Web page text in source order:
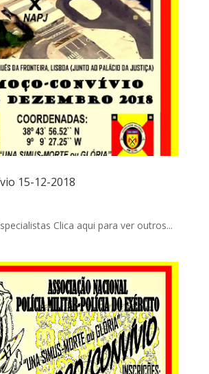
15-12-2018
Clica aqui para ver outros...